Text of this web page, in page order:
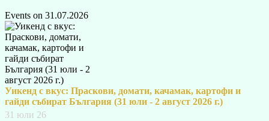
Events on 31.07.2026
Уикенд с вкус: Праскови, домати, качамак, картофи и
гайди събират България (31 юли - 2 август 2026 г.)
31 юли 26